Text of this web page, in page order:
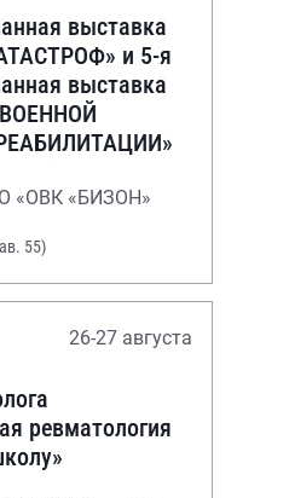
выставка
и 5-я
выставка
«ОВК «БИЗОН»
55)
26-27 августа
ревматология